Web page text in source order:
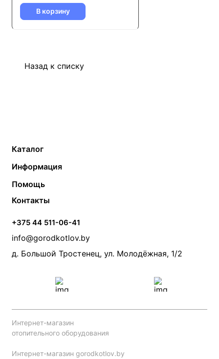
В корзину
Назад к списку
Каталог
Твердотопливные котлы
Электрические котлы
Банные печи
Камины и печи
Теплый пол
Радиаторы
Насосы
Дымоходы
Информация
Контакты
Статьи
Акции
Производители
Помощь
Монтаж систем отопления
Прайс по монтажу систем отопления
Проект систем отопления
Контакты
+375 44 511-06-41
info@gorodkotlov.by
д. Большой Тростенец, ул. Молодёжная, 1/2
Интернет-магазин
отопительного оборудования
Интернет-магазин gorodkotlov.by